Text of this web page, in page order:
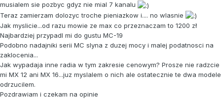
musialem sie pozbyc gdyz nie mial 7 kanalu
Teraz zamierzam dolozyc troche pieniazkow i.... no wlasnie
Jak myslicie...od razu mowie ze max co przeznaczam to 1200 zł
Najbardziej przypadl mi do gustu MC-19
Podobno nadajniki serii MC slyna z duzej mocy i malej podatnosci na
zaklocenia...
Jak wypadaja inne radia w tym zakresie cenowym? Prosze nie radzcie
mi MX 12 ani MX 16...juz myslalem o nich ale ostatecznie te dwa modele
odrzucilem.
Pozdrawiam i czekam na opinie